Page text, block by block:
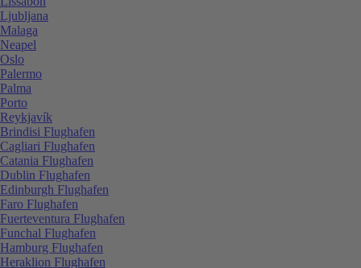
Ljubljana
Malaga
Neapel
Oslo
Palermo
Palma
Porto
Reykjavík
Brindisi Flughafen
Cagliari Flughafen
Catania Flughafen
Dublin Flughafen
Edinburgh Flughafen
Faro Flughafen
Fuerteventura Flughafen
Funchal Flughafen
Hamburg Flughafen
Heraklion Flughafen